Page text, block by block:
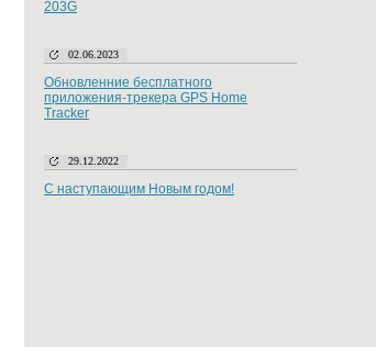
203G
02.06.2023
Обновленние бесплатного
приложения-трекера GPS Home
Tracker
29.12.2022
С наступающим Новым годом!